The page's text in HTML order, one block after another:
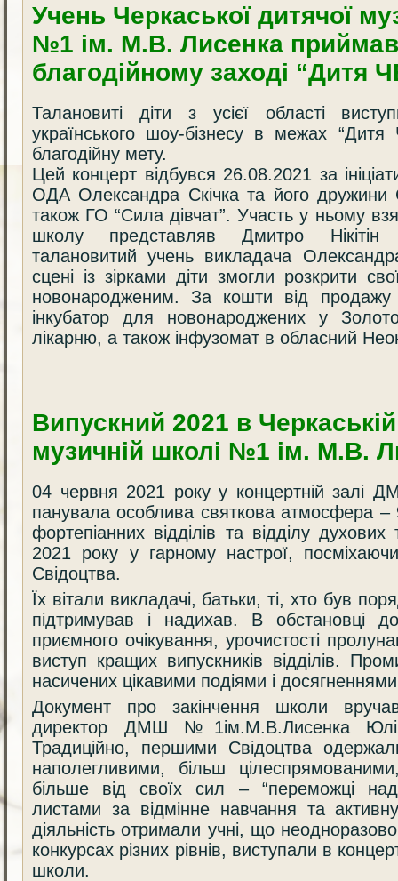
Учень Черкаської дитячої
№1 ім. М.В. Лисенка
благодійному заході “Дитя
Талановиті діти з усієї області
українського шоу-бізнесу в межах
благодійну мету.
Цей концерт відбувся 26.08.2021 за
ОДА Олександра Скічка та його
також ГО “Сила дівчат”. Участь у ньому
школу представляв Дмитро Нікітін
талановитий учень викладача
сцені із зірками діти змогли розкрити
новонародженим. За кошти від продажу
інкубатор для новонароджених у
лікарню, а також інфузомат в обласний
Випускний 2021 в
музичній школі №1 ім. М.В.
04 червня 2021 року у концертній
панувала особлива святкова атмосфера –
фортепіанних відділів та відділу духових
2021 року у гарному настрої,
Свідоцтва.
Їх вітали викладачі, батьки, ті, хто був
підтримував і надихав. В обстановці
приємного очікування, урочистості
виступ кращих випускників відділів.
насичених цікавими подіями і
Документ про закінчення школи
директор ДМШ №1ім.М.В.Лисенка Юлія
Традиційно, першими Свідоцтва
наполегливими, більш
більше від своїх сил – “переможці
листами за відмінне навчання та
діяльність отримали учні, що
конкурсах різних рівнів, виступали в
школи.